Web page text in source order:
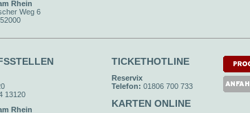
Rhein
Weg 6
13120
Rhein
TICKETHOTLINE
Reservix
Telefon: 01806 700 733
KARTEN ONLINE